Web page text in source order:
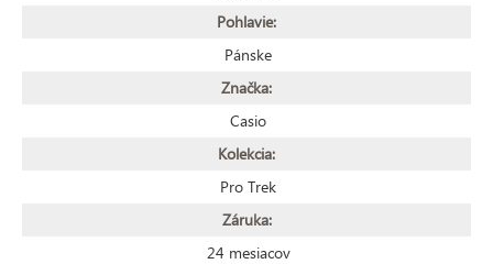
Pohlavie:
Pánske
Značka:
Casio
Kolekcia:
Pro Trek
Záruka:
24 mesiacov